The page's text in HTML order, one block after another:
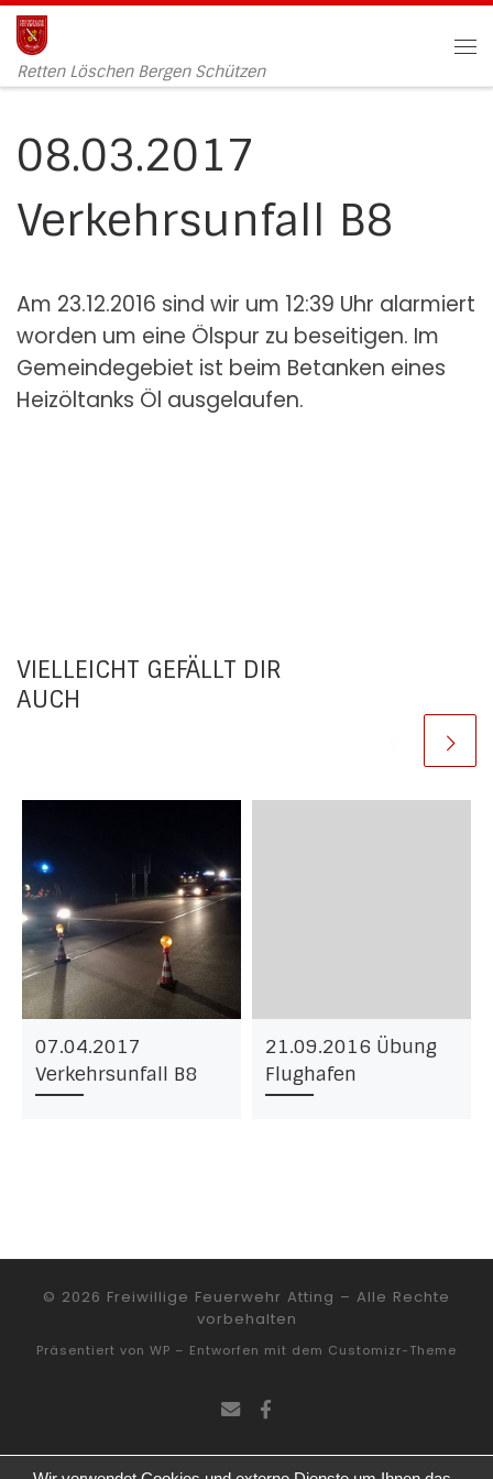
Zum Inhalt springen
Retten Löschen Bergen Schützen
08.03.2017
Verkehrsunfall B8
Am 23.12.2016 sind wir um 12:39 Uhr alarmiert
worden um eine Ölspur zu beseitigen. Im
Gemeindegebiet ist beim Betanken eines
Heizöltanks Öl ausgelaufen.
VIELLEICHT GEFÄLLT DIR
AUCH
07.04.2017
Verkehrsunfall B8
21.09.2016 Übung
Flughafen
© 2026 Freiwillige Feuerwehr Atting – Alle Rechte
vorbehalten
Präsentiert von WP – Entworfen mit dem Customizr-Theme